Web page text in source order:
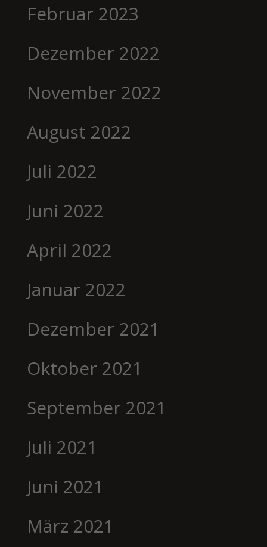
Februar 2023
Dezember 2022
November 2022
August 2022
Juli 2022
Juni 2022
April 2022
Januar 2022
Dezember 2021
Oktober 2021
September 2021
Juli 2021
Juni 2021
März 2021